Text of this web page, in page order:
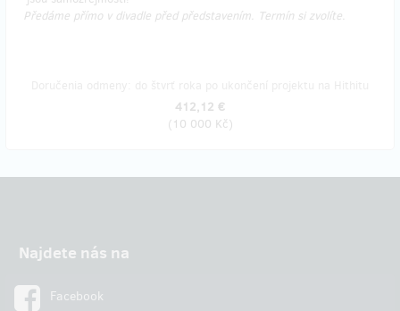
Předáme přímo v divadle před představením. Termín si zvolíte.
412,12 €
(10 000 Kč)
Najdete nás na
Facebook